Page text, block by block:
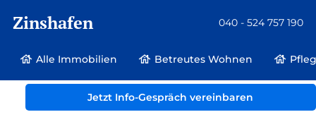
Zinshafen 040 - 524 757 190
Alle Immobilien Betreutes Wohnen
Jetzt Info-Gespräch vereinbaren
Betreutes Wohnen und Pflegeimmobilien Deutschland